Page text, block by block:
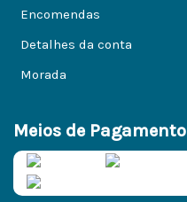
Encomendas
Detalhes da conta
Morada
Meios de Pagamento